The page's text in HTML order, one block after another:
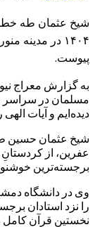
۱۴۰۴ در
پیوست.
به گزارش معراج
مسلمان در سراسر
دیده‌ایم و آیات
عفرین، از کردستانِ
برجسته‌ترین
وی در دانشگاه
را نزد استادان
نخستین قرآن کامل را در سال